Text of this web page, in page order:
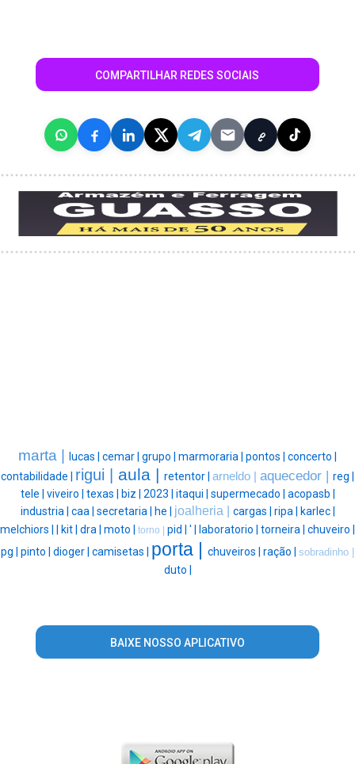
COMPARTILHAR REDES SOCIAIS
marta | lucas | cemar | grupo | marmoraria | pontos | concerto |
contabilidade | rigui | aula | retentor | arneldo | aquecedor | reg |
tele | viveiro | texas | biz | 2023 | itaqui | supermecado | acopasb |
industria | caa | secretaria | he | joalheria | cargas | ripa |
karlec |
melchiors |
kit | dra | moto | torno | pid | ' | laboratorio | torneira | chuveiro |
pg | pinto | dioger | camisetas | porta | chuveiros | ração | sobradinho |
duto |
BAIXE NOSSO APLICATIVO